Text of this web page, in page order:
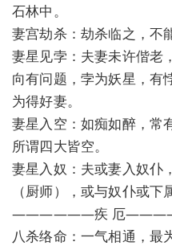
石林中。
妻宫劫杀：劫杀临之，不
妻星见孛：夫妻未许偕老
向有问题，孛为妖星，有
为得好妻。
妻星入空：如痴如醉，常
所谓四大皆空。
妻星入奴：夫或妻入奴仆
（厨师），或与奴仆或下
——————疾 厄
八杀络命：一气相通，最